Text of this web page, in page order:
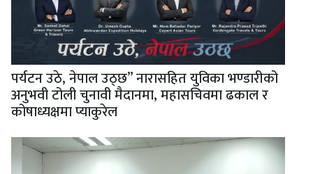
पर्यटन उठे, नेपाल उठ्छ” नारासहित युविका भण्डारीको
अनुभवी टोली चुनावी मैदानमा, महासचिवमा ढकाल र
कोषाध्यक्षमा प्याकुरेल